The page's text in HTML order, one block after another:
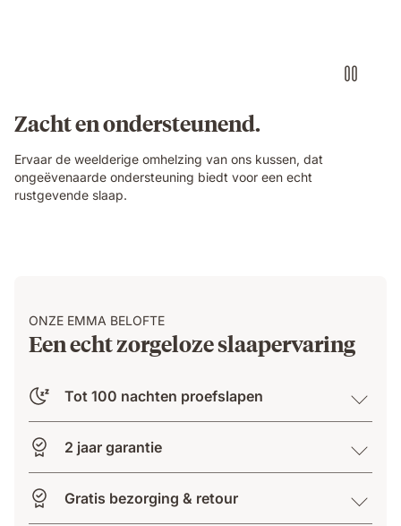
Zacht en ondersteunend.
Ervaar de weelderige omhelzing van ons kussen, dat
ongeëvenaarde ondersteuning biedt voor een echt
rustgevende slaap.
ONZE EMMA BELOFTE
Een echt zorgeloze slaapervaring
Tot 100 nachten proefslapen
2 jaar garantie
Gratis bezorging & retour